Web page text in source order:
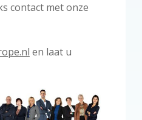
contact met onze
en laat u